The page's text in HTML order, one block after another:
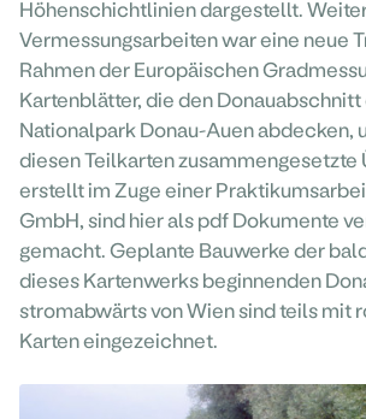
Höhenschichtlinien dargestellt.
Vermessungsarbeiten war eine neue
Rahmen der Europäischen
Kartenblätter, die den
Nationalpark Donau-Auen abdecken,
diesen Teilkarten zusammengesetzte
erstellt im Zuge einer
GmbH, sind hier als pdf Dokumente
gemacht. Geplante Bauwerke der
dieses Kartenwerks beginnenden
stromabwärts von Wien sind teils mit
Karten eingezeichnet.